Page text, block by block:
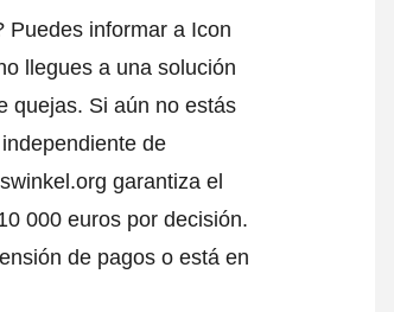
Puedes informar a Icon
llegues a una solución
quejas. Si aún no estás
de
garantiza el
000 euros por decisión.
de pagos o está en